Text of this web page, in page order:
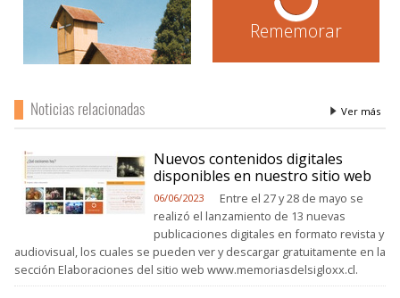
Rememorar
Noticias relacionadas Ver más
Nuevos contenidos digitales
disponibles en nuestro sitio web
06/06/2023
Entre el 27 y 28 de mayo se
realizó el lanzamiento de 13 nuevas
publicaciones digitales en formato revista y
audiovisual, los cuales se pueden ver y descargar gratuitamente en la
sección Elaboraciones del sitio web www.memoriasdelsigloxx.cl.